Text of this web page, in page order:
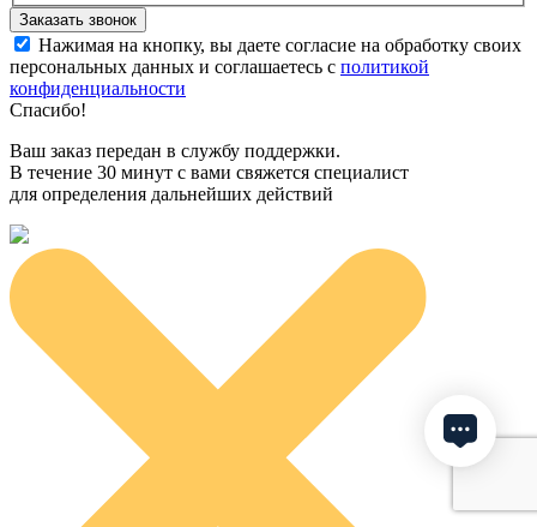
Нажимая на кнопку, вы даете согласие на обработку своих
персональных данных и соглашаетесь с политикой
конфиденциальности
Спасибо!
Ваш заказ передан в службу поддержки.
В течение 30 минут с вами свяжется специалист
для определения дальнейших действий